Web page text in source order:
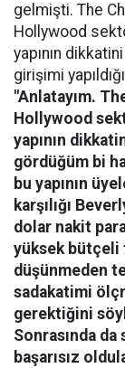
gelmişti. The
Hollywood
yapının
girişimi
"Anlatayım.
Hollywood
yapının
gördüğüm bi
bu yapının
karşılığı
dolar nakit
yüksek
düşünmeden
sadakatimi
gerektiğini
Sonrasında
başarısız